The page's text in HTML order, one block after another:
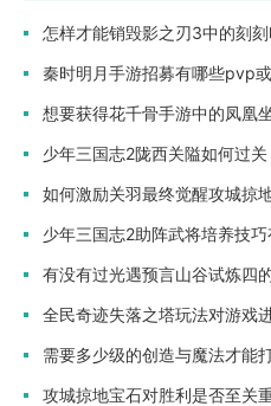
怎样才能销毁影之刃3中的刻刻
秦时明月手游招募有哪些pvp
少年三国志2陇西关隘如何过关
如何激励关羽最终觉醒攻城掠
少年三国志2助阵武将培养技
有没有过光遇预言山谷试炼四
全民奇迹失落之塔玩法对游戏
需要多少级的创造与魔法才能
攻城掠地宝石对胜利是否至关